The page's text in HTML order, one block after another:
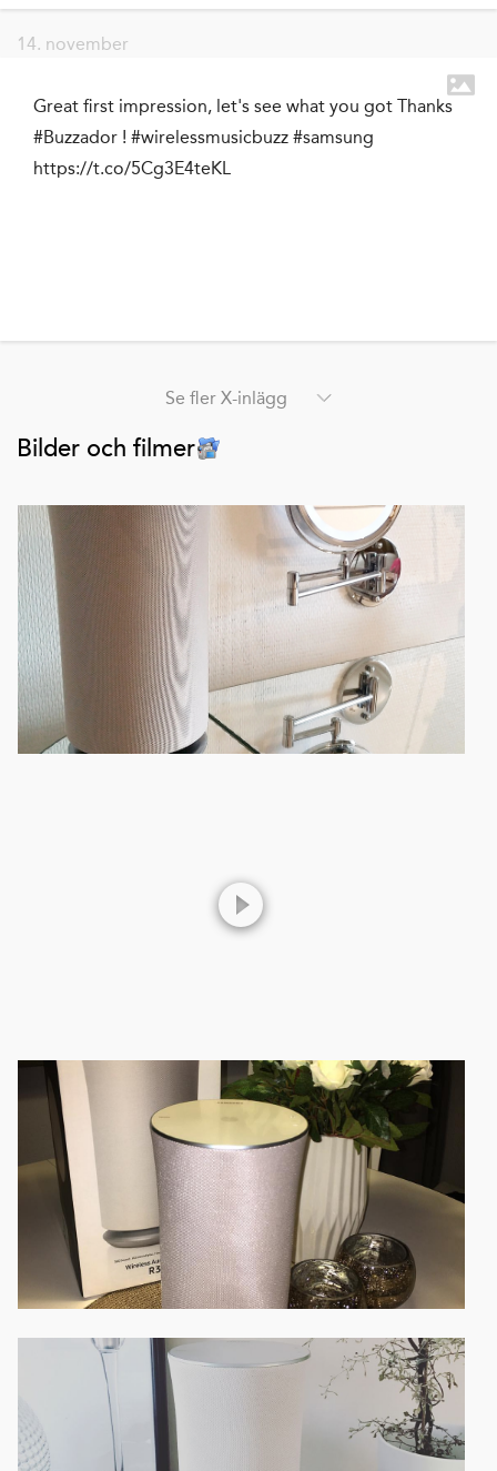
14. november
Great first impression, let's see what you got Thanks
#Buzzador ! #wirelessmusicbuzz #samsung
https://t.co/5Cg3E4teKL
Se fler X-inlägg
Bilder och filmer